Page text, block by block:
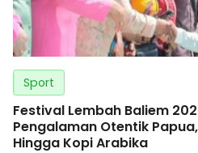
Sport
Festival Lembah Baliem
Pengalaman Otentik
Hingga Kopi Arabika